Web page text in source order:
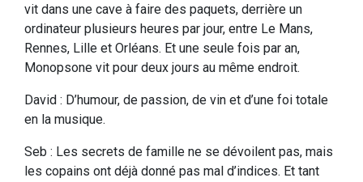
vit dans une cave à faire des paquets, derrière un
ordinateur plusieurs heures par jour, entre Le Mans,
Rennes, Lille et Orléans. Et une seule fois par an,
Monopsone vit pour deux jours au même endroit.
David : D’humour, de passion, de vin et d’une foi totale
en la musique.
Seb : Les secrets de famille ne se dévoilent pas, mais
les copains ont déjà donné pas mal d’indices. Et tant